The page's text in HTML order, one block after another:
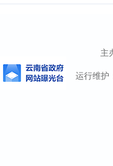
主
运行维护